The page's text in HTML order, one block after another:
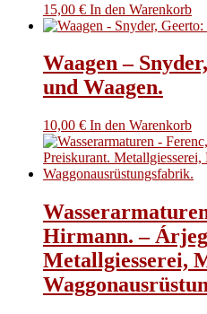
15,00 € In den Warenkorb
Waagen –
und Waagen.
10,00 € In den Warenkorb
Hirmann. –
Metallgiesserei,